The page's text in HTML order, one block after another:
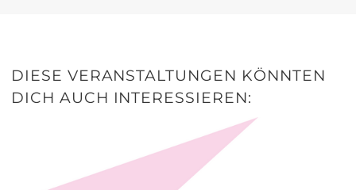
DIESE VERANSTALTUNGEN KÖNNTEN
DICH AUCH INTERESSIEREN: